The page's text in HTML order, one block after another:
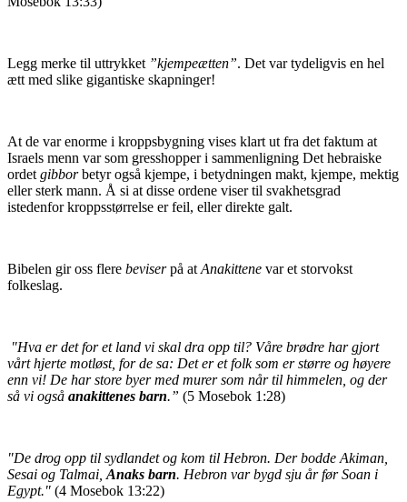
Legg merke til uttrykket ”kjempeætten”. Det var tydeligvis en hel
ætt med slike gigantiske skapninger!
At de var enorme i kroppsbygning vises klart ut fra det faktum at
Israels menn var som gresshopper i sammenligning Det hebraiske
ordet gibborbetyr også kjempe, i betydningen makt, kjempe, mektig
eller sterk mann. Å si at disse ordene viser til svakhetsgrad
istedenfor kroppsstørrelse er feil, eller direkte galt.
Bibelen gir oss flere beviserpå at Anakittene var et storvokst
folkeslag.
"Hva er det for et land vi skal dra opp til? Våre brødre har gjort
vårt hjerte motløst, for de sa: Det er et folk som er større og høyere
enn vi! De har store byer med murer som når til himmelen, og der
så vi også anakittenes barn.” (5 Mosebok 1:28)
"De drog opp til sydlandet og kom til Hebron. Der bodde Akiman,
Sesai og Talmai, Anaks barn. Hebron var bygd sju år før Soan i
Egypt." (4 Mosebok 13:22)